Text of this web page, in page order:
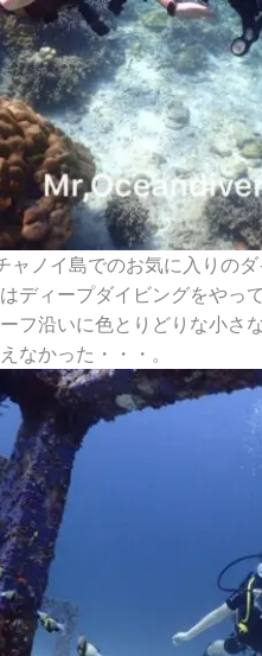
ャノイ島でのお気に入りの
ディープダイビングをやっ
フ沿いに色とりどりな小さ
なかった・・・。